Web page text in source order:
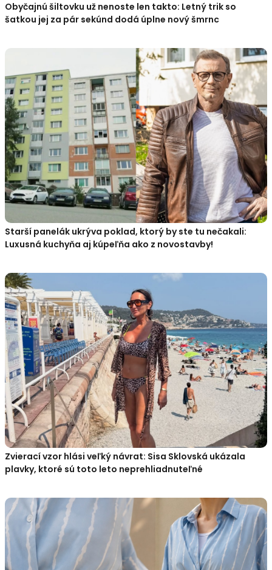
Obyčajnú šiltovku už nenoste len takto: Letný trik so
šatkou jej za pár sekúnd dodá úplne nový šmrnc
Starší panelák ukrýva poklad, ktorý by ste tu nečakali:
Luxusná kuchyňa aj kúpeľňa ako z novostavby!
Zvierací vzor hlási veľký návrat: Sisa Sklovská ukázala
plavky, ktoré sú toto leto neprehliadnuteľné